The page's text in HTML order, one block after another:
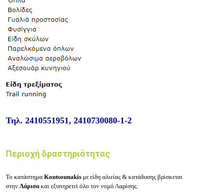
Τηλ. 2410551951, 2410730080-1-2
Περιοχή δραστηριότητας
Το κατάστημα Koutsounakis με είδη αλιείας & κατάδυσης βρίσκεται
στην Λάρισα και εξυπηρετεί όλο τον νομό Λαρίσης.